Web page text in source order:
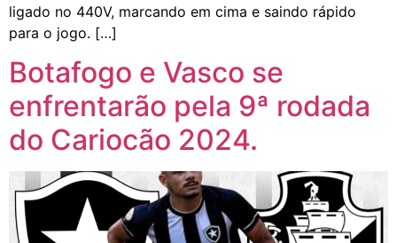
ligado no 440V, marcando em cima e saindo rápido
para o jogo. […]
Botafogo e Vasco se
enfrentarão pela 9ª rodada
do Cariocão 2024.